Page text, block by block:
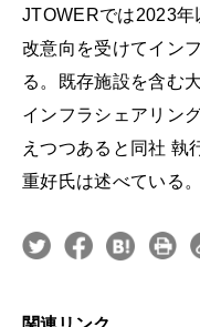
JTOWERでは2023年
改意向を受けてイン
る。既存施設を含む
インフラシェアリン
えつつあると同社 執
重好氏は述べている。